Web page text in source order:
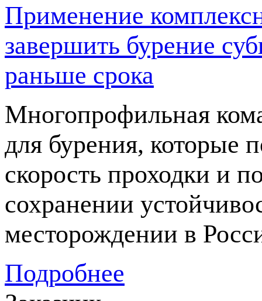
Применение
завершить бурение
раньше срока
Многопрофильная
для бурения, которые
скорость проходки и
сохранении
месторождении в
Подробнее